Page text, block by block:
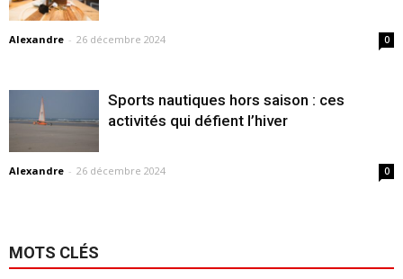
Alexandre - 26 décembre 2024 0
Sports nautiques hors saison : ces
activités qui défient l’hiver
Alexandre - 26 décembre 2024 0
MOTS CLÉS